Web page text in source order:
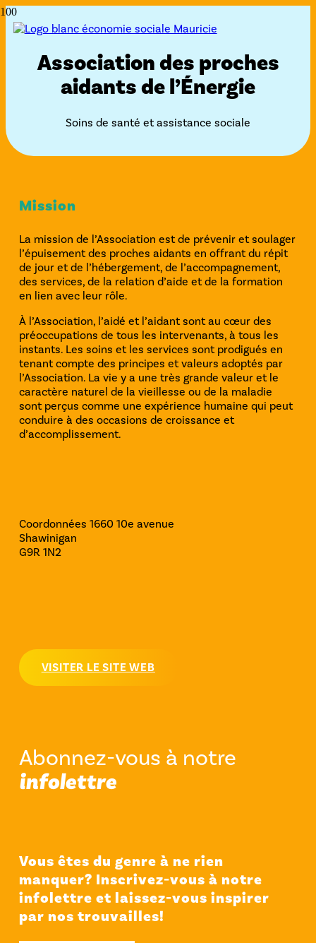
Association des proches
aidants de l’Énergie
Soins de santé et assistance sociale
Mission
La mission de l’Association est de prévenir et soulager
l’épuisement des proches aidants en offrant du répit
de jour et de l’hébergement, de l’accompagnement,
des services, de la relation d’aide et de la formation
en lien avec leur rôle.
À l’Association, l’aidé et l’aidant sont au cœur des
préoccupations de tous les intervenants, à tous les
instants. Les soins et les services sont prodigués en
tenant compte des principes et valeurs adoptés par
l’Association. La vie y a une très grande valeur et le
caractère naturel de la vieillesse ou de la maladie
sont perçus comme une expérience humaine qui peut
conduire à des occasions de croissance et
d’accomplissement.
Coordonnées 1660 10e avenue
Shawinigan
G9R 1N2
VISITER LE SITE WEB
Abonnez-vous à notre
infolettre
Vous êtes du genre à ne rien
manquer? Inscrivez-vous à notre
infolettre et laissez-vous inspirer
par nos trouvailles!